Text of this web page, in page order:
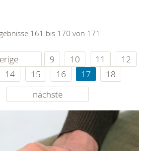
161 bis 170 von 171
9 10 11
12
14 15 16 17
18
nächste